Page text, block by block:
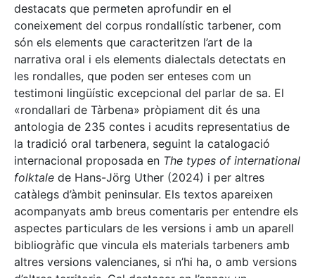
destacats que permeten aprofundir en el
coneixement del corpus rondallístic tarbener, com
són els elements que caracteritzen l’art de la
narrativa oral i els elements dialectals detectats en
les rondalles, que poden ser enteses com un
testimoni lingüístic excepcional del parlar de sa. El
«rondallari de Tàrbena» pròpiament dit és una
antologia de 235 contes i acudits representatius de
la tradició oral tarbenera, seguint la catalogació
internacional proposada en The types of international
folktale de Hans-Jörg Uther (2024) i per altres
catàlegs d’àmbit peninsular. Els textos apareixen
acompanyats amb breus comentaris per entendre els
aspectes particulars de les versions i amb un aparell
bibliogràfic que vincula els materials tarbeners amb
altres versions valencianes, si n’hi ha, o amb versions